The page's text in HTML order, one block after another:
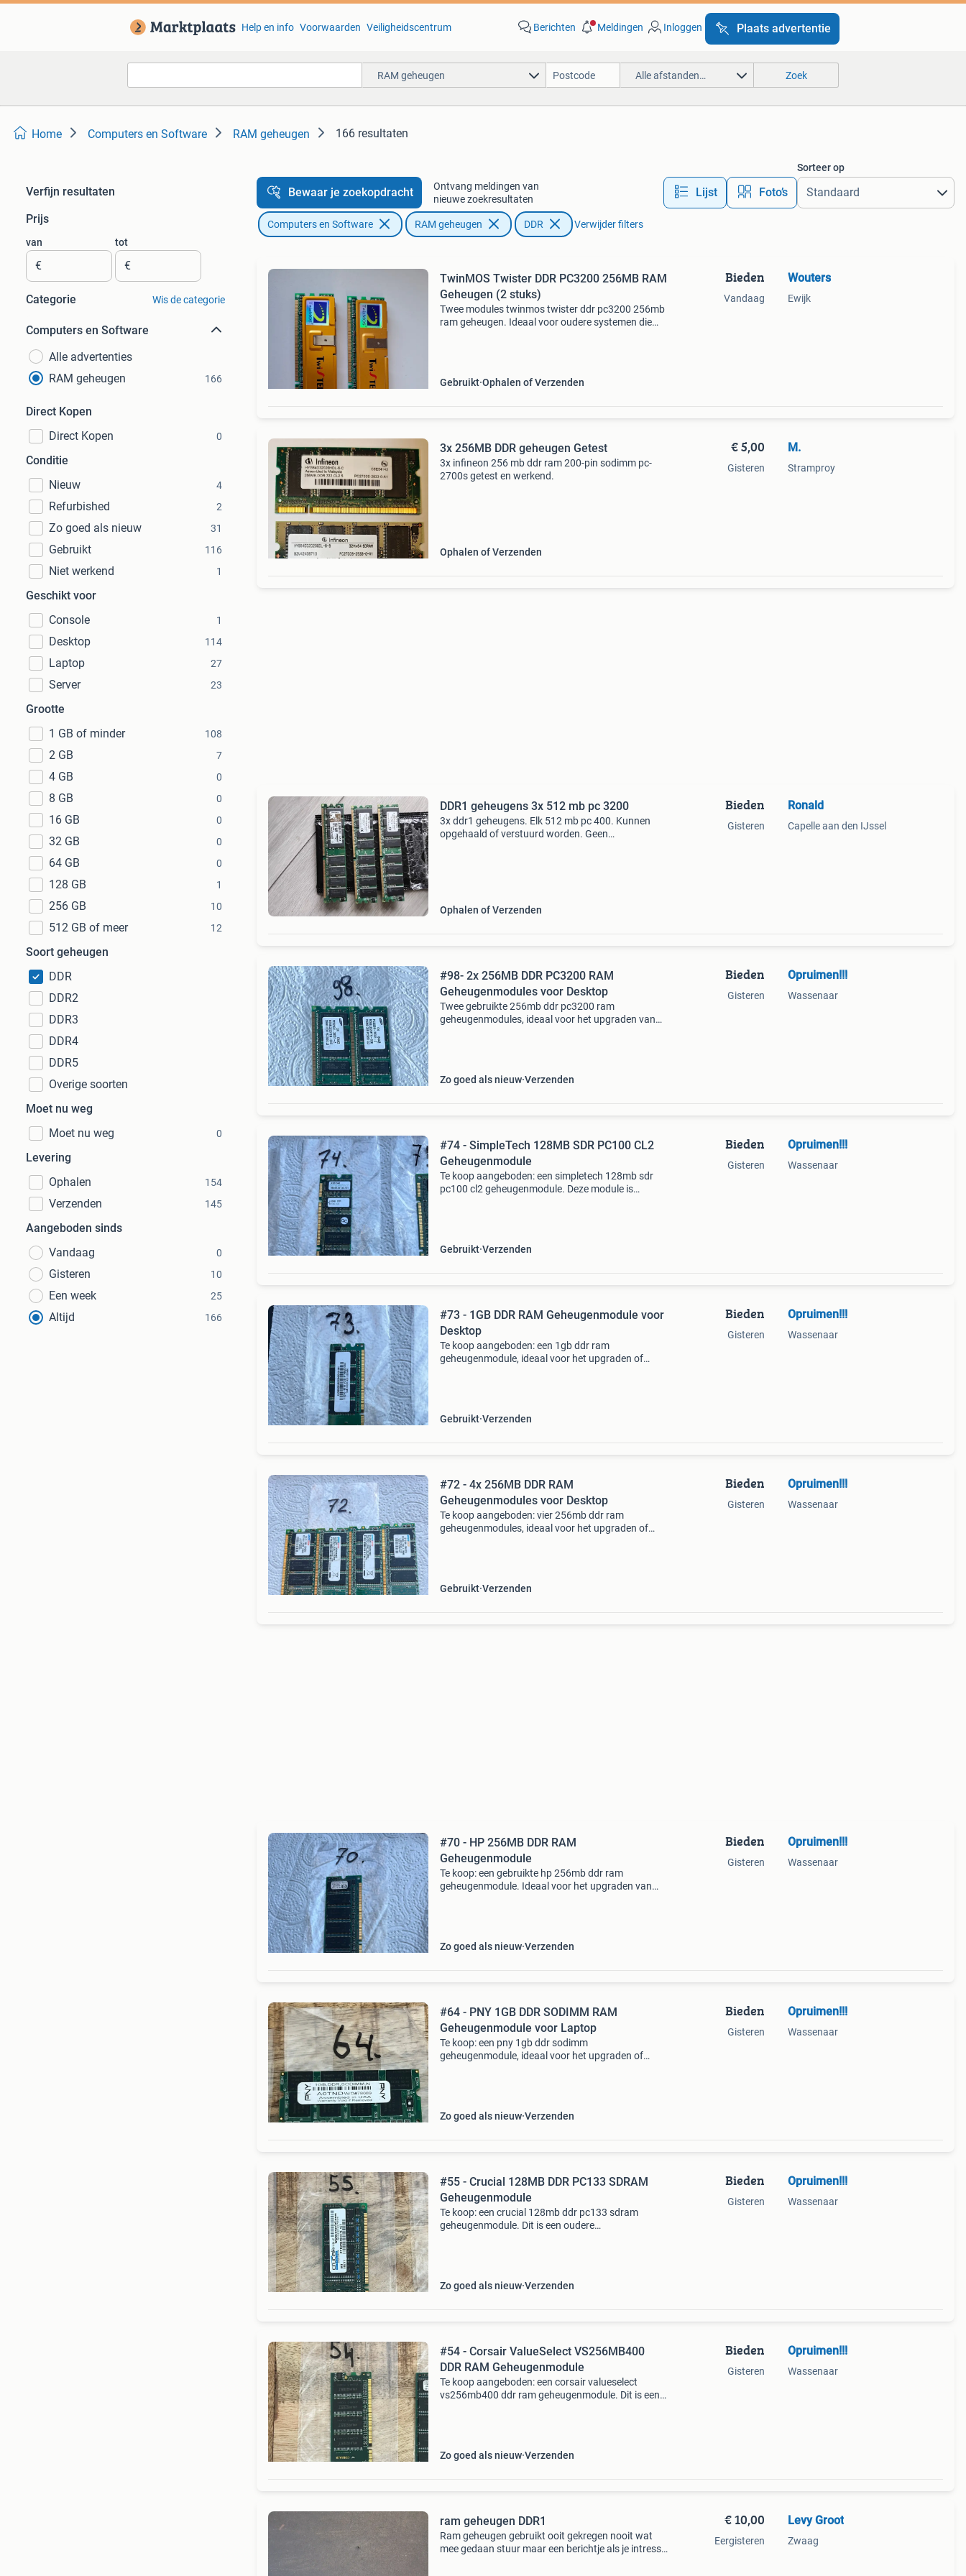
Help en info Voorwaarden Veiligheidscentrum Berichten Meldingen Inloggen Plaats advertentie
RAM geheugen Alle afstanden… Zoek
Home Computers en Software RAM geheugen 166 resultaten
Verfijn resultaten
Prijs
van
€
tot
€
Categorie Wis de categorie
Computers en Software
Alle advertenties
RAM geheugen
166
Direct Kopen
Direct Kopen
0
Conditie
Nieuw
4
Refurbished 2
Zo goed als nieuw 31
Gebruikt 116
Niet werkend 1
Geschikt voor
Console
1
Desktop 114
Laptop 27
Server 23
Grootte
1 GB of minder
108
2 GB 7
4 GB 0
8 GB 0
16 GB 0
32 GB 0
64 GB 0
128 GB 1
256 GB 10
512 GB of meer 12
Soort geheugen
DDR
DDR2
DDR3
DDR4
DDR5
Overige soorten
Moet nu weg
Moet nu weg
0
Levering
Ophalen
154
Verzenden 145
Aangeboden sinds
Vandaag
0
Gisteren 10
Een week 25
Altijd 166
Bewaar je zoekopdracht
Ontvang meldingen van
nieuwe zoekresultaten
Lijst Foto’s
Sorteer op
Computers en Software RAM geheugen DDR Verwijder filters
TwinMOS Twister DDR PC3200 256MB RAM
Geheugen (2 stuks)
Twee modules twinmos twister ddr pc3200 256mb
ram geheugen. Ideaal voor oudere systemen die
Gebruikt Ophalen of Verzenden
Bieden
Vandaag
Wouters
Ewijk
3x 256MB DDR geheugen Getest
3x infineon 256 mb ddr ram 200-pin sodimm pc-
2700s getest en werkend.
Ophalen of Verzenden
€ 5,00
Gisteren
M.
Stramproy
DDR1 geheugens 3x 512 mb pc 3200
3x ddr1 geheugens. Elk 512 mb pc 400. Kunnen
opgehaald of verstuurd worden. Geen
Ophalen of Verzenden
Bieden
Gisteren
Ronald
Capelle aan den IJssel
#98- 2x 256MB DDR PC3200 RAM
Geheugenmodules voor Desktop
Twee gebruikte 256mb ddr pc3200 ram
geheugenmodules, ideaal voor het upgraden van
Zo goed als nieuw Verzenden
Bieden
Gisteren
Opruimen!!!
Wassenaar
#74 - SimpleTech 128MB SDR PC100 CL2
Geheugenmodule
Te koop aangeboden: een simpletech 128mb sdr
pc100 cl2 geheugenmodule. Deze module is
Gebruikt Verzenden
Bieden
Gisteren
Opruimen!!!
Wassenaar
#73 - 1GB DDR RAM Geheugenmodule voor
Desktop
Te koop aangeboden: een 1gb ddr ram
geheugenmodule, ideaal voor het upgraden of
Gebruikt Verzenden
Bieden
Gisteren
Opruimen!!!
Wassenaar
#72 - 4x 256MB DDR RAM
Geheugenmodules voor Desktop
Te koop aangeboden: vier 256mb ddr ram
geheugenmodules, ideaal voor het upgraden of
Gebruikt Verzenden
Bieden
Gisteren
Opruimen!!!
Wassenaar
#70 - HP 256MB DDR RAM
Geheugenmodule
Te koop: een gebruikte hp 256mb ddr ram
geheugenmodule. Ideaal voor het upgraden van
Zo goed als nieuw Verzenden
Bieden
Gisteren
Opruimen!!!
Wassenaar
#64 - PNY 1GB DDR SODIMM RAM
Geheugenmodule voor Laptop
Te koop: een pny 1gb ddr sodimm
geheugenmodule, ideaal voor het upgraden of
Zo goed als nieuw Verzenden
Bieden
Gisteren
Opruimen!!!
Wassenaar
#55 - Crucial 128MB DDR PC133 SDRAM
Geheugenmodule
Te koop: een crucial 128mb ddr pc133 sdram
geheugenmodule. Dit is een oudere
Zo goed als nieuw Verzenden
Bieden
Gisteren
Opruimen!!!
Wassenaar
#54 - Corsair ValueSelect VS256MB400
DDR RAM Geheugenmodule
Te koop aangeboden: een corsair valueselect
vs256mb400 ddr ram geheugenmodule. Dit is een
Zo goed als nieuw Verzenden
Bieden
Gisteren
Opruimen!!!
Wassenaar
ram geheugen DDR1
Ram geheugen gebruikt ooit gekregen nooit wat
mee gedaan stuur maar een berichtje als je intresse
€ 10,00
Eergisteren
Levy Groot
Zwaag